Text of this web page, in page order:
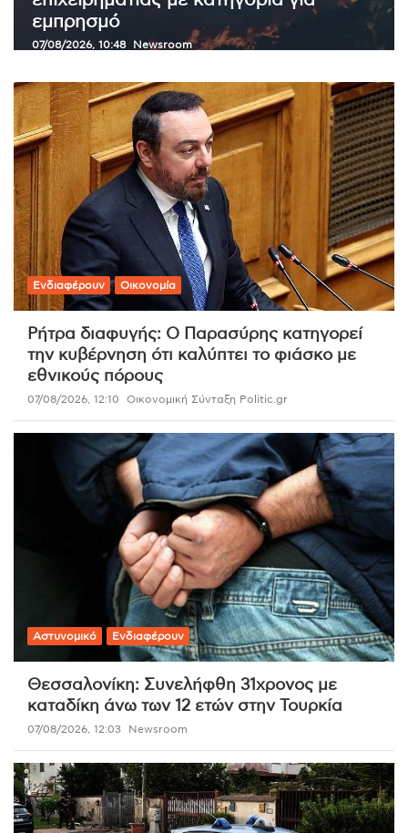
κανόνες στην ανάπτυξη
07/08/2026, 10:26 Συντακτική Ομάδα Politic.gr
Ενδιαφέρουν Οικονομία
Ρήτρα διαφυγής: Ο Παρασύρης κατηγορεί
την κυβέρνηση ότι καλύπτει το φιάσκο με
εθνικούς πόρους
07/08/2026, 12:10 Οικονομική Σύνταξη Politic.gr
Αστυνομικό Ενδιαφέρουν
Θεσσαλονίκη: Συνελήφθη 31χρονος με
καταδίκη άνω των 12 ετών στην Τουρκία
07/08/2026, 12:03 Newsroom